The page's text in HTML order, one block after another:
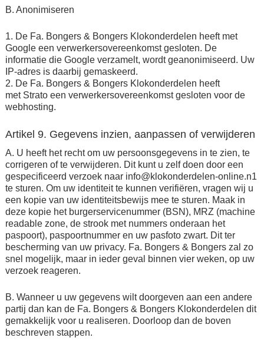
B. Anonimiseren
1. De Fa. Bongers & Bongers Klokonderdelen heeft met
Google een verwerkersovereenkomst gesloten. De
informatie die Google verzamelt, wordt geanonimiseerd. Uw
IP-adres is daarbij gemaskeerd.
2. De Fa. Bongers & Bongers Klokonderdelen heeft
met Strato een verwerkersovereenkomst gesloten voor de
webhosting.
Artikel 9. Gegevens inzien, aanpassen of verwijderen
A. U heeft het recht om uw persoonsgegevens in te zien, te
corrigeren of te verwijderen. Dit kunt u zelf doen door een
gespecificeerd verzoek naar info@klokonderdelen-online.n1
te sturen. Om uw identiteit te kunnen verifiëren, vragen wij u
een kopie van uw identiteitsbewijs mee te sturen. Maak in
deze kopie het burgerservicenummer (BSN), MRZ (machine
readable zone, de strook met nummers onderaan het
paspoort), paspoortnummer en uw pasfoto zwart. Dit ter
bescherming van uw privacy. Fa. Bongers & Bongers zal zo
snel mogelijk, maar in ieder geval binnen vier weken, op uw
verzoek reageren.
B. Wanneer u uw gegevens wilt doorgeven aan een andere
partij dan kan de Fa. Bongers & Bongers Klokonderdelen dit
gemakkelijk voor u realiseren. Doorloop dan de boven
beschreven stappen.